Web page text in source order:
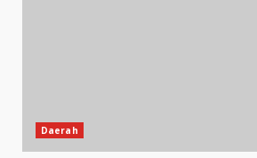
Daerah